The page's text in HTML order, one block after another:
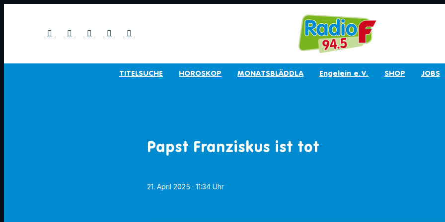
TITELSUCHE HOROSKOP MONATSBLÄDDLA Engelein e.V. SHOP JOBS
Papst Franziskus ist tot
21. April 2025 · 11:34 Uhr